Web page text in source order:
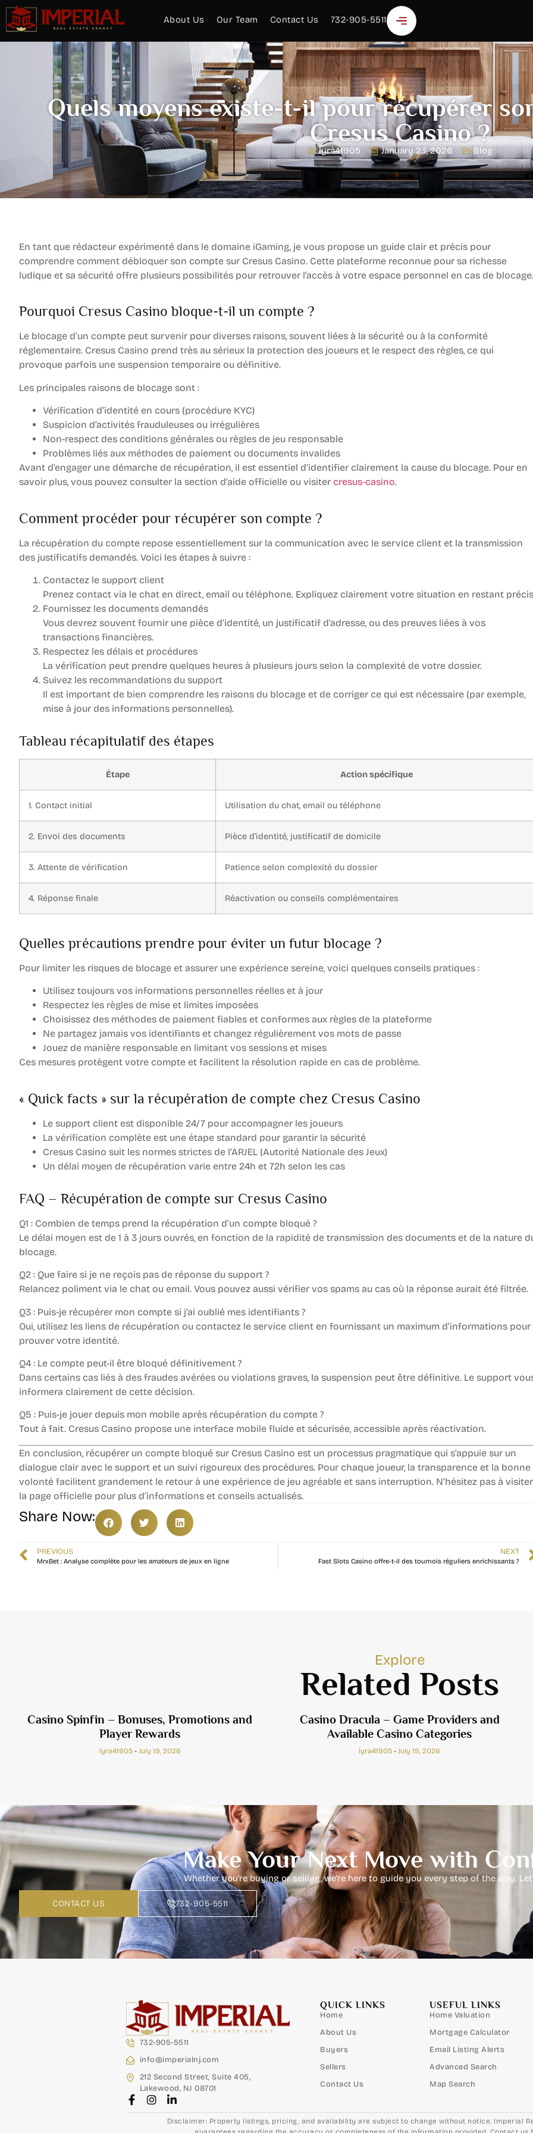
About Us Our Team Contact Us 732-905-5511
Quels moyens existe-t-il pour récupérer
Cresus Casino ?
lyra41905 January 23, 2026 Blog
En tant que rédacteur expérimenté dans le domaine iGaming, je vous propose un guide clair et précis pour
comprendre comment débloquer son compte sur Cresus Casino. Cette plateforme reconnue pour sa richesse
ludique et sa sécurité offre plusieurs possibilités pour retrouver l’accès à votre espace personnel en cas de blocage.
Pourquoi Cresus Casino bloque-t-il un compte ?
Le blocage d’un compte peut survenir pour diverses raisons, souvent liées à la sécurité ou à la conformité
réglementaire. Cresus Casino prend très au sérieux la protection des joueurs et le respect des règles, ce qui
provoque parfois une suspension temporaire ou définitive.
Les principales raisons de blocage sont :
Vérification d’identité en cours (procédure KYC)
Suspicion d’activités frauduleuses ou irrégulières
Non-respect des conditions générales ou règles de jeu responsable
Problèmes liés aux méthodes de paiement ou documents invalides
Avant d’engager une démarche de récupération, il est essentiel d’identifier clairement la cause du blocage. Pour en
savoir plus, vous pouvez consulter la section d’aide officielle ou visiter cresus-casino.
Comment procéder pour récupérer son compte ?
La récupération du compte repose essentiellement sur la communication avec le service client et la transmission
des justificatifs demandés. Voici les étapes à suivre :
Contactez le support client
Prenez contact via le chat en direct, email ou téléphone. Expliquez clairement votre situation en restant
Fournissez les documents demandés
Vous devrez souvent fournir une pièce d’identité, un justificatif d’adresse, ou des preuves liées à vos
transactions financières.
Respectez les délais et procédures
La vérification peut prendre quelques heures à plusieurs jours selon la complexité de votre dossier.
Suivez les recommandations du support
Il est important de bien comprendre les raisons du blocage et de corriger ce qui est nécessaire (par exemple,
mise à jour des informations personnelles).
Tableau récapitulatif des étapes
Étape Action spécifique
1. Contact initial Utilisation du chat, email ou téléphone
2. Envoi des documents Pièce d’identité, justificatif de domicile
3. Attente de vérification Patience selon complexité du dossier
4. Réponse finale Réactivation ou conseils complémentaires
Quelles précautions prendre pour éviter un futur blocage ?
Pour limiter les risques de blocage et assurer une expérience sereine, voici quelques conseils pratiques :
Utilisez toujours vos informations personnelles réelles et à jour
Respectez les règles de mise et limites imposées
Choisissez des méthodes de paiement fiables et conformes aux règles de la plateforme
Ne partagez jamais vos identifiants et changez régulièrement vos mots de passe
Jouez de manière responsable en limitant vos sessions et mises
Ces mesures protègent votre compte et facilitent la résolution rapide en cas de problème.
« Quick facts » sur la récupération de compte chez Cresus Casino
Le support client est disponible 24/7 pour accompagner les joueurs
La vérification complète est une étape standard pour garantir la sécurité
Cresus Casino suit les normes strictes de l’ARJEL (Autorité Nationale des Jeux)
Un délai moyen de récupération varie entre 24h et 72h selon les cas
FAQ – Récupération de compte sur Cresus Casino
Q1 : Combien de temps prend la récupération d’un compte bloqué ?
Le délai moyen est de 1 à 3 jours ouvrés, en fonction de la rapidité de transmission des documents et de la nature
blocage.
Q2 : Que faire si je ne reçois pas de réponse du support ?
Relancez poliment via le chat ou email. Vous pouvez aussi vérifier vos spams au cas où la réponse aurait été filtrée.
Q3 : Puis-je récupérer mon compte si j’ai oublié mes identifiants ?
Oui, utilisez les liens de récupération ou contactez le service client en fournissant un maximum d’informations pour
prouver votre identité.
Q4 : Le compte peut-il être bloqué définitivement ?
Dans certains cas liés à des fraudes avérées ou violations graves, la suspension peut être définitive. Le support
informera clairement de cette décision.
Q5 : Puis-je jouer depuis mon mobile après récupération du compte ?
Tout à fait. Cresus Casino propose une interface mobile fluide et sécurisée, accessible après réactivation.
En conclusion, récupérer un compte bloqué sur Cresus Casino est un processus pragmatique qui s’appuie sur un
dialogue clair avec le support et un suivi rigoureux des procédures. Pour chaque joueur, la transparence et la bonne
volonté facilitent grandement le retour à une expérience de jeu agréable et sans interruption. N’hésitez pas à visiter
la page officielle pour plus d’informations et conseils actualisés.
Share Now:
PREVIOUS
MrxBet : Analyse complète pour les amateurs de jeux en ligne
NEXT
Fast Slots Casino offre-t-il des tournois réguliers enrichissants ?
Explore
Related Posts
Casino Spinfin – Bonuses, Promotions and
Player Rewards
lyra41905 July 19, 2026
Casino Dracula – Game Providers and
Available Casino Categories
lyra41905 July 19, 2026
Make Your Next Move with
Whether you’re buying or selling, we’re here to guide you every step of the way.
CONTACT US 732-905-5511
732-905-5511
info@imperialnj.com
212 Second Street, Suite 405,
Lakewood, NJ 08701
QUICK LINKS
Home
About Us
Buyers
Sellers
Contact Us
USEFUL LINKS
Home Valuation
Mortgage Calculator
Email Listing Alerts
Advanced Search
Map Search
Disclaimer: Property listings, pricing, and availability are subject to change without notice. Imperial